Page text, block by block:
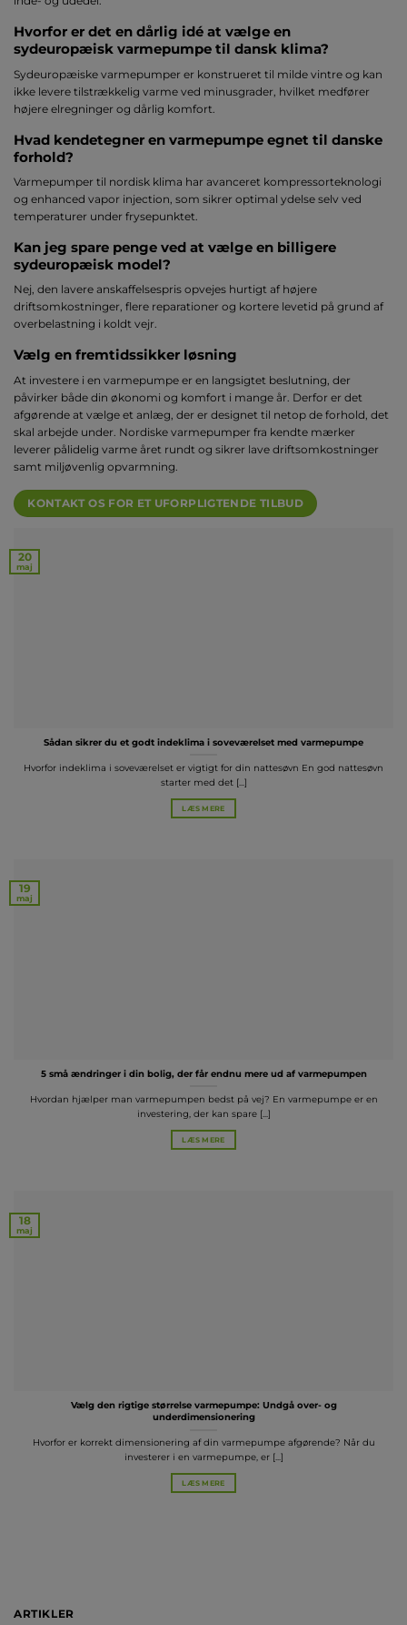
Hvorfor er det en dårlig idé at vælge en
sydeuropæisk varmepumpe til dansk klima?
Sydeuropæiske varmepumper er konstrueret til milde vintre og kan
ikke levere tilstrækkelig varme ved minusgrader, hvilket medfører
højere elregninger og dårlig komfort.
Hvad kendetegner en varmepumpe egnet til danske
forhold?
Varmepumper til nordisk klima har avanceret kompressorteknologi
og enhanced vapor injection, som sikrer optimal ydelse selv ved
temperaturer under frysepunktet.
Kan jeg spare penge ved at vælge en billigere
sydeuropæisk model?
Nej, den lavere anskaffelsespris opvejes hurtigt af højere
driftsomkostninger, flere reparationer og kortere levetid på grund af
overbelastning i koldt vejr.
Vælg en fremtidssikker løsning
At investere i en varmepumpe er en langsigtet beslutning, der
påvirker både din økonomi og komfort i mange år. Derfor er det
afgørende at vælge et anlæg, der er designet til netop de forhold, det
skal arbejde under. Nordiske varmepumper fra kendte mærker
leverer pålidelig varme året rundt og sikrer lave driftsomkostninger
samt miljøvenlig opvarmning.
KONTAKT OS FOR ET UFORPLIGTENDE TILBUD
Sådan sikrer du et godt indeklima i soveværelset med varmepumpe
Hvorfor indeklima i soveværelset er vigtigt for din nattesøvn En god nattesøvn
starter med det [...]
LÆS MERE
20
maj
5 små ændringer i din bolig, der får endnu mere ud af varmepumpen
Hvordan hjælper man varmepumpen bedst på vej? En varmepumpe er en
investering, der kan spare [...]
LÆS MERE
19
maj
Vælg den rigtige størrelse varmepumpe: Undgå over- og
underdimensionering
Hvorfor er korrekt dimensionering af din varmepumpe afgørende? Når du
investerer i en varmepumpe, er [...]
LÆS MERE
18
maj
ARTIKLER